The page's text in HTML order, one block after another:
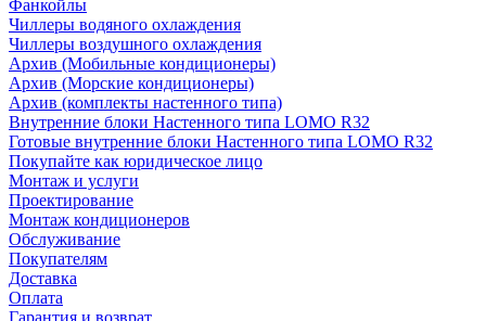
Фанкойлы
Чиллеры водяного охлаждения
Чиллеры воздушного охлаждения
Архив (Мобильные кондиционеры)
Архив (Морские кондиционеры)
Архив (комплекты настенного типа)
Внутренние блоки Настенного типа LOMO R32
Готовые внутренние блоки Настенного типа LOMO R32
Покупайте как юридическое лицо
Монтаж и услуги
Проектирование
Монтаж кондиционеров
Обслуживание
Покупателям
Доставка
Оплата
Гарантия и возврат